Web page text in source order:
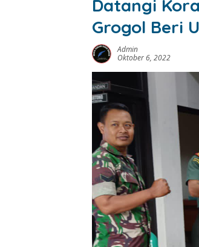
Datangi
Grogol Beri
Admin
Oktober 6, 2022